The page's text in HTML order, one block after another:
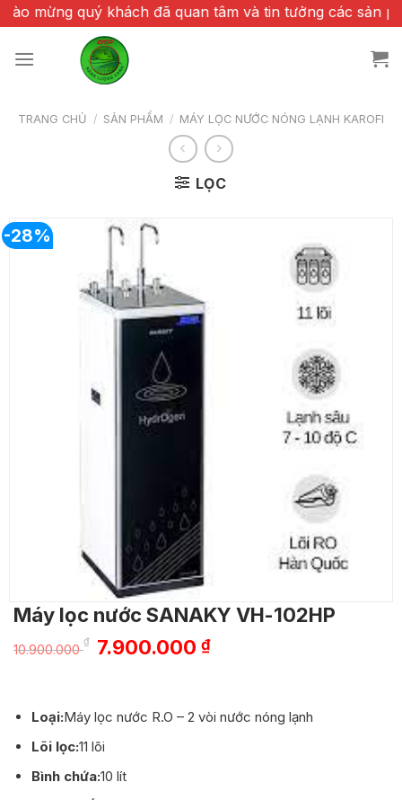
Chuyển
đến
nội
quý khách đã quan tâm và tin tưởng các sản phẩm
TRANG CHỦ / SẢN PHẨM / MÁY LỌC NƯỚC NÓNG LẠNH KAROFI
LỌC
-28%
Máy lọc nước SANAKY VH-102HP
10.900.000
₫
Giá
10.900.000 ₫.
7.900.000₫Giá
7.900.000 ₫.
Loại:Máy lọc nước R.O – 2 vòi nước nóng lạnh
Lõi lọc:11 lõi
Bình chứa:10 lít